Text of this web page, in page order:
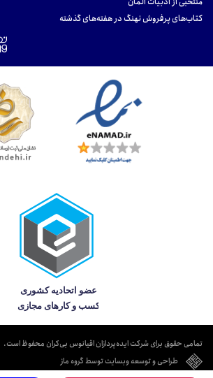
کتاب‌های پرفروش نهنگ در هفته‌های گذشته
تمامی حقوق برای شرکت ایده‌پردازان اقیانوس بی‌کران محفوظ است.
طراحی و توسعه وبسایت توسط گروه ماز